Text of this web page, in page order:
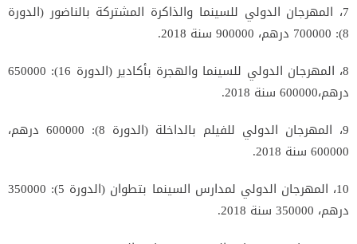
7، المهرجان الدولي للسينما والذاكرة المشتركة بالناضور (الدورة
8): 700000 درهم، 900000 سنة 2018.
8، المهرجان الدولي للسينما والهجرة بأكادير (الدورة 16): 650000
درهم،600000 سنة 2018.
9، المهرجان الدولي للفيلم بالداخلة (الدورة 8): 600000 درهم،
600000 سنة 2018.
10، المهرجان الدولي لمدارس السينما بتطوان (الدورة 5): 350000
درهم، 350000 سنة 2018.